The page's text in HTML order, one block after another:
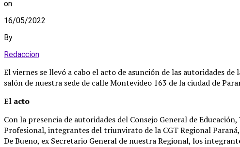
on
16/05/2022
By
Redaccion
El viernes se llevó a cabo el acto de asunción de las autoridades
salón de nuestra sede de calle Montevideo 163 de la ciudad de
El acto
Con la presencia de autoridades del Consejo General de
Profesional, integrantes del triunvirato de la CGT Regional
De Bueno, ex Secretario General de nuestra Regional, los